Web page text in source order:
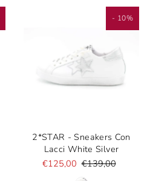
- 10%
2*STAR - Sneakers Con
Lacci White Silver
€125,00 €139,00